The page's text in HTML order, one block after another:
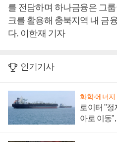
를 전담하며 하나금융은 그
크를 활용해 충북지역 내 금
다. 이한재 기자
인기기사
화학·에너지
로이터 "정
아로 이동